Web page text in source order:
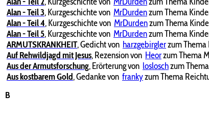
Alan - Teil 3,Kurzgeschichte von MrDurdenzum Thema
Alan - Teil 4,Kurzgeschichte von MrDurdenzum Thema
Alan - Teil 5,Kurzgeschichte von MrDurdenzum Thema
ARMUTSKRANKHEIT,Gedicht von harzgebirglerzum
Auf Rehwildjagd mit Jesus,Rezension von Heorzum Thema
Aus der Armutsforschung,Erörterung von losloschzum
Aus kostbarem Gold,Gedanke von frankyzum Thema
B